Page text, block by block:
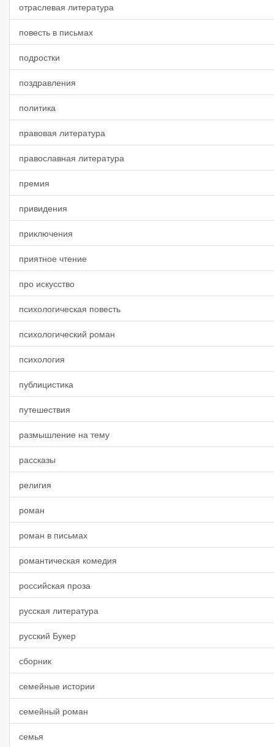
отраслевая литература
повесть в письмах
подростки
поздравления
политика
правовая литература
православная литература
премия
привидения
приключения
приятное чтение
про искусство
психологическая повесть
психологический роман
психология
публицистика
путешествия
размышление на тему
рассказы
религия
роман
роман в письмах
романтическая комедия
российская проза
русская литература
русский Букер
сборник
семейные истории
семейный роман
семья